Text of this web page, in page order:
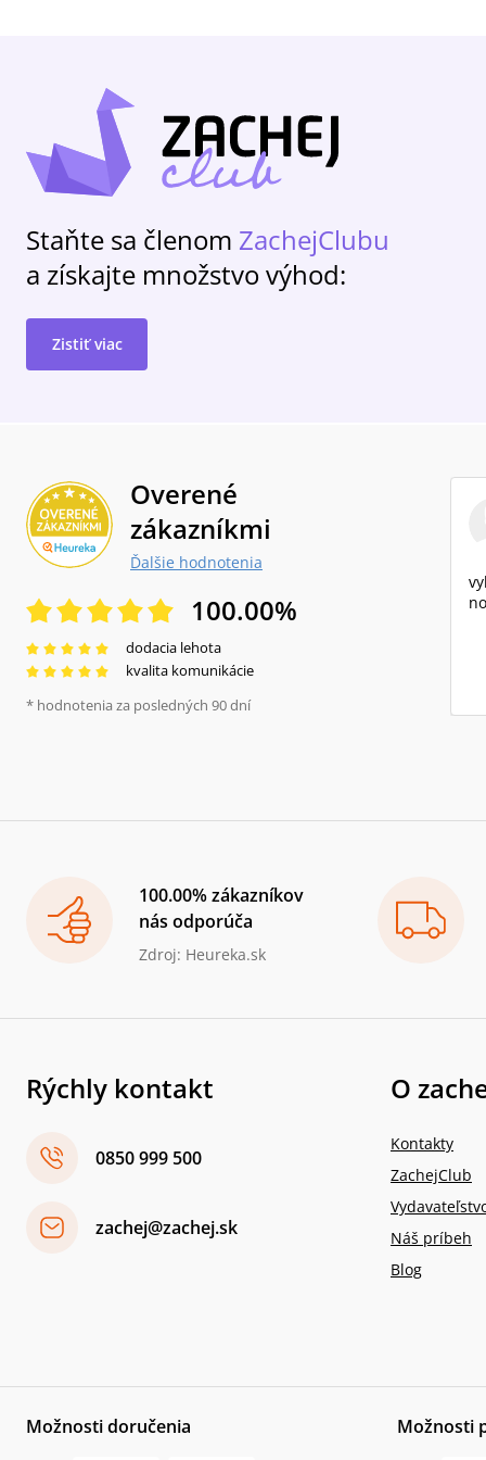
Staňte sa členom ZachejClubu
a získajte množstvo výhod:
Zistiť viac
Overené
zákazníkmi
Ďalšie hodnotenia
100.00%
dodacia lehota
kvalita komunikácie
* hodnotenia za posledných 90 dní
100.00% zákazníkov
nás odporúča
Zdroj: Heureka.sk
Rýchly kontakt
0850 999 500
zachej@zachej.sk
O
Kontakty
ZachejClub
Náš príbeh
Blog
Možnosti doručenia Možnosti